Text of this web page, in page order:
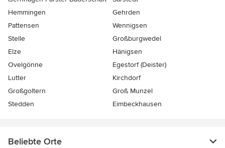
Hemmingen
Gehrden
Pattensen
Wennigsen
Stelle
Großburgwedel
Elze
Hänigsen
Ovelgönne
Egestorf (Deister)
Lutter
Kirchdorf
Großgoltern
Groß Munzel
Stedden
Eimbeckhausen
Beliebte Orte